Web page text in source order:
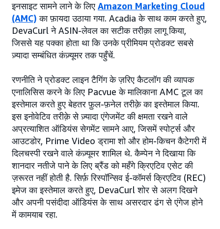
इनसाइट सामने लाने के लिए Amazon Marketing Cloud
(AMC) का फ़ायदा उठाया गया. Acadia के साथ काम करते हुए,
DevaCurl ने ASIN-लेवल का सटीक तरीक़ा लागू किया,
जिससे यह पक्का होता था कि उनके प्रीमियम प्रोडक्ट सबसे
ज़्यादा सम्बंधित कंज़्यूमर तक पहुँचें.
रणनीति ने प्रोडक्ट लाइन टैगिंग के ज़रिए कैटलॉग की व्यापक
एनालिसिस करने के लिए Pacvue के मालिकाना AMC टूल का
इस्तेमाल करते हुए बेहतर फ़ुल-फ़नेल तरीक़े का इस्तेमाल किया.
इस इनोवेटिव तरीक़े से ज़्यादा एंगेजमेंट की क्षमता रखने वाले
अप्रत्याशित ऑडियंस सेगमेंट सामने आए, जिसमें स्पोर्ट्स और
आउटडोर, Prime Video ड्रामा शो और होम-किचन कैटेगरी में
दिलचस्पी रखने वाले कंज़्यूमर शामिल थे. कैम्पेन ने दिखाया कि
शानदार नतीजे पाने के लिए ब्रैंड को महँगे क्रिएटिव एसेट की
ज़रूरत नहीं होती है. सिर्फ़ रिस्पॉन्सिव ई-कॉमर्स क्रिएटिव (REC)
इमेज का इस्तेमाल करते हुए, DevaCurl शोर से अलग दिखने
और अपनी पसंदीदा ऑडियंस के साथ असरदार ढंग से एंगेज होने
में कामयाब रहा.